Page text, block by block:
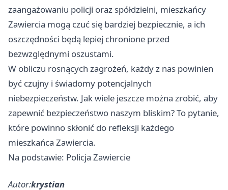
zaangażowaniu policji oraz spółdzielni, mieszkańcy
Zawiercia mogą czuć się bardziej bezpiecznie, a ich
oszczędności będą lepiej chronione przed
bezwzględnymi oszustami.
W obliczu rosnących zagrożeń, każdy z nas powinien
być czujny i świadomy potencjalnych
niebezpieczeństw. Jak wiele jeszcze można zrobić, aby
zapewnić bezpieczeństwo naszym bliskim? To pytanie,
które powinno skłonić do refleksji każdego
mieszkańca Zawiercia.
Na podstawie: Policja Zawiercie
Autor:krystian